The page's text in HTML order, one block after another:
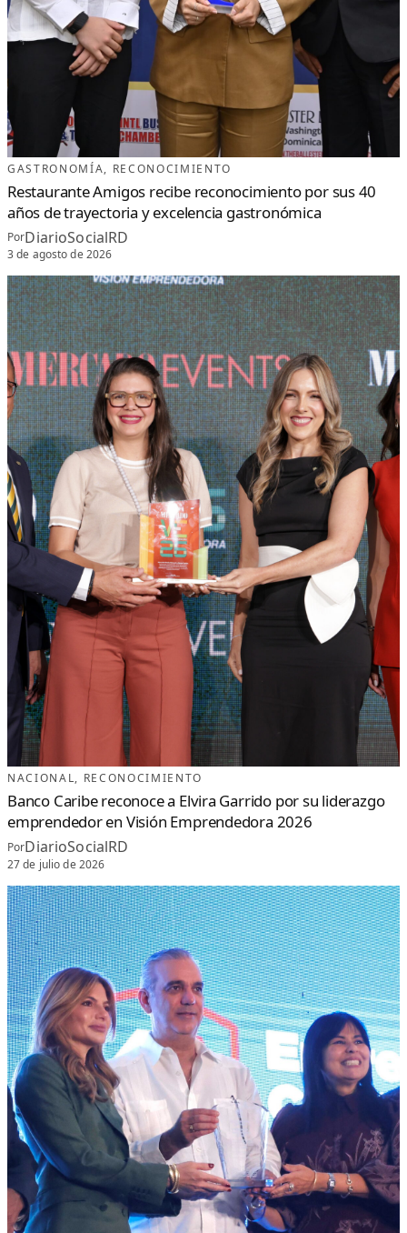
GASTRONOMÍA, RECONOCIMIENTO
Restaurante Amigos recibe reconocimiento por sus 40
años de trayectoria y excelencia gastronómica
PorDiarioSocialRD
3 de agosto de 2026
NACIONAL, RECONOCIMIENTO
Banco Caribe reconoce a Elvira Garrido por su liderazgo
emprendedor en Visión Emprendedora 2026
PorDiarioSocialRD
27 de julio de 2026